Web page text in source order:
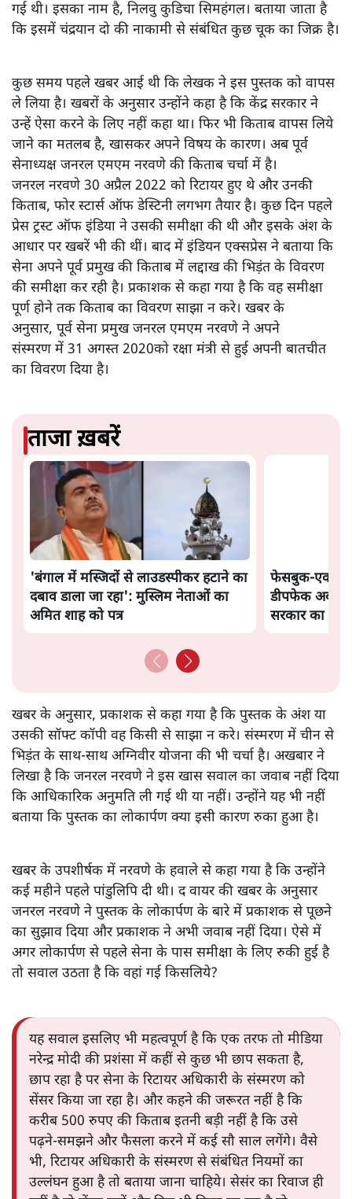
गई थी। इसका नाम है, निलवु कुडिचा सिमहंगल। बताया जाता है
कि इसमें चंद्रयान दो की नाकामी से संबंधित कुछ चूक का जिक्र है।
कुछ समय पहले खबर आई थी कि लेखक ने इस पुस्तक को वापस
ले लिया है। खबरों के अनुसार उन्होंने कहा है कि केंद्र सरकार ने
उन्हें ऐसा करने के लिए नहीं कहा था। फिर भी किताब वापस लिये
जाने का मतलब है, खासकर अपने विषय के कारण। अब पूर्व
सेनाध्यक्ष जनरल एमएम नरवणे की किताब चर्चा में है।
जनरल नरवणे 30 अप्रैल 2022 को रिटायर हुए थे और उनकी
किताब, फोर स्टार्स ऑफ डेस्टिनी लगभग तैयार है। कुछ दिन पहले
प्रेस ट्रस्ट ऑफ इंडिया ने उसकी समीक्षा की थी और इसके अंश के
आधार पर खबरें भी की थीं। बाद में इंडियन एक्सप्रेस ने बताया कि
सेना अपने पूर्व प्रमुख की किताब में लद्दाख की भिड़ंत के विवरण
की समीक्षा कर रही है। प्रकाशक से कहा गया है कि वह समीक्षा
पूर्ण होने तक किताब का विवरण साझा न करे। खबर के
अनुसार, पूर्व सेना प्रमुख जनरल एमएम नरवणे ने अपने
संस्मरण में 31 अगस्त 2020को रक्षा मंत्री से हुई अपनी बातचीत
का विवरण दिया है।
ताजा ख़बरें
'बंगाल में मस्जिदों से लाउडस्पीकर हटाने का
दबाव डाला जा रहा': मुस्लिम नेताओं का
अमित शाह को पत्र
फेसबुक-एक्स
डीपफेक अब 36
सरकार का नया
खबर के अनुसार, प्रकाशक से कहा गया है कि पुस्तक के अंश या
उसकी सॉफ्ट कॉपी वह किसी से साझा न करे। संस्मरण में चीन से
भिड़ंत के साथ-साथ अग्निवीर योजना की भी चर्चा है। अखबार ने
लिखा है कि जनरल नरवणे ने इस खास सवाल का जवाब नहीं दिया
कि आधिकारिक अनुमति ली गई थी या नहीं। उन्होंने यह भी नहीं
बताया कि पुस्तक का लोकार्पण क्या इसी कारण रुका हुआ है।
खबर के उपशीर्षक में नरवणे के हवाले से कहा गया है कि उन्होंने
कई महीने पहले पांडुलिपि दी थी। द वायर की खबर के अनुसार
जनरल नरवणे ने पुस्तक के लोकार्पण के बारे में प्रकाशक से पूछने
का सुझाव दिया और प्रकाशक ने अभी जवाब नहीं दिया। ऐसे में
अगर लोकार्पण से पहले सेना के पास समीक्षा के लिए रुकी हुई है
तो सवाल उठता है कि वहां गई किसलिये?
यह सवाल इसलिए भी महत्वपूर्ण है कि एक तरफ तो मीडिया
नरेन्द्र मोदी की प्रशंसा में कहीं से कुछ भी छाप सकता है,
छाप रहा है पर सेना के रिटायर अधिकारी के संस्मरण को
सेंसर किया जा रहा है। और कहने की जरूरत नहीं है कि
करीब 500 रुपए की किताब इतनी बड़ी नहीं है कि उसे
पढ़ने-समझने और फैसला करने में कई सौ साल लगेंगे। वैसे
भी, रिटायर अधिकारी के संस्मरण से संबंधित नियमों का
उल्लंघन हुआ है तो बताया जाना चाहिये। सेसंर का रिवाज ही